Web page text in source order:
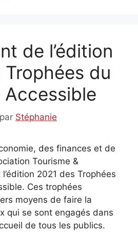
de l’édition
Trophées du
Accessible
par Stéphanie
des finances et de
Tourisme &
2021 des Trophées
Ces trophées
moyens de faire la
qui se sont engagés dans
de tous les publics.